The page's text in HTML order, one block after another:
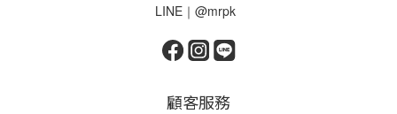
LINE｜@mrpk
顧客服務